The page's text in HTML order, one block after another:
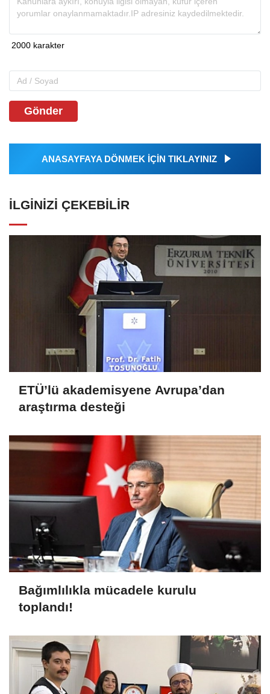
Gönder
ANASAYFAYA DÖNMEK İÇİN TIKLAYINIZ
İLGINIZI ÇEKEBILIR
ETÜ’lü akademisyene Avrupa’dan
araştırma desteği
Bağımlılıkla mücadele kurulu
toplandı!